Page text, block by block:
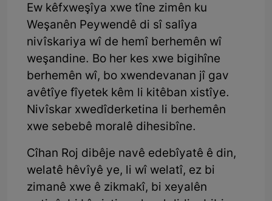
Ew kêfxweşîya xwe tîne zimên ku
Weşanên Peywendê di sî salîya
nivîskariya wî de hemî berhemên wî
weşandine. Bo her kes xwe bigihîne
berhemên wî, bo xwendevanan jî gav
avêtîye fîyetek kêm li kitêban xistîye.
Nivîskar xwedîderketina li berhemên
xwe sebebê moralê dihesibîne.
Cîhan Roj dibêje navê edebîyatê ê din,
welatê hêvîyê ye, li wî welatî, ez bi
zimanê xwe ê zikmakî, bi xeyalên